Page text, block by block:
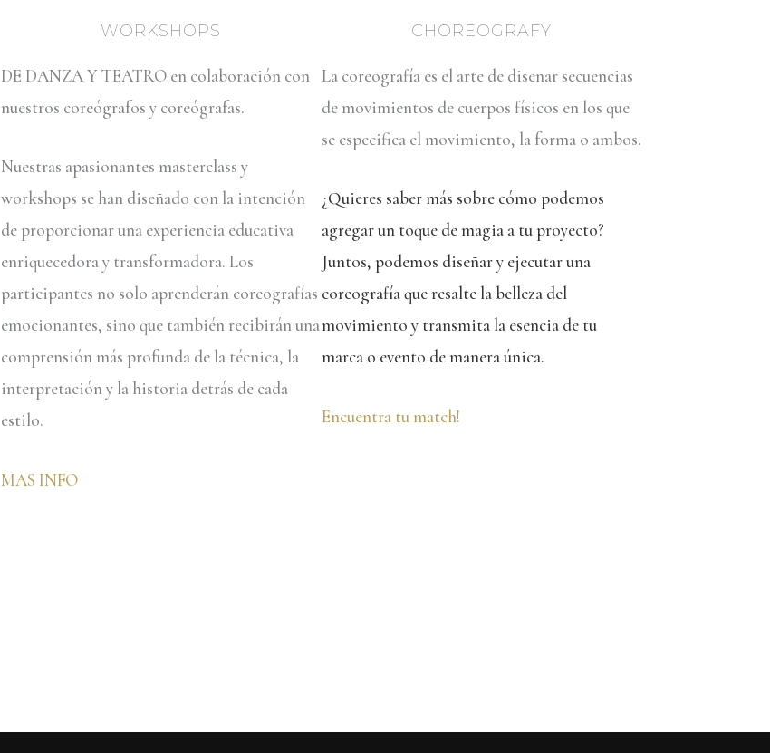
WORKSHOPS
DE DANZA Y TEATRO en colaboración con
nuestros coreógrafos y coreógrafas.
Nuestras apasionantes masterclass y
workshops se han diseñado con la intención
de proporcionar una experiencia educativa
enriquecedora y transformadora. Los
participantes no solo aprenderán coreografías
emocionantes, sino que también recibirán una
comprensión más profunda de la técnica, la
interpretación y la historia detrás de cada
estilo.
MAS INFO
CHOREOGRAFY
La coreografía es el arte de diseñar secuencias
de movimientos de cuerpos físicos en los que
se especifica el movimiento, la forma o ambos.
¿Quieres saber más sobre cómo podemos
agregar un toque de magia a tu proyecto?
Juntos, podemos diseñar y ejecutar una
coreografía que resalte la belleza del
movimiento y transmita la esencia de tu
marca o evento de manera única.
Encuentra tu match!